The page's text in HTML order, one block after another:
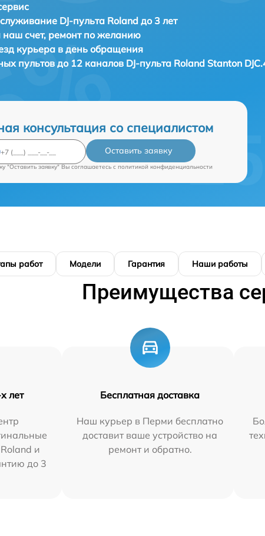
DJ-пульта Roland до 3 лет
счет, ремонт по желанию
курьера в день обращения
пультов до 12 каналов DJ-пульта Roland Stanton
консультация со специалистом
Оставить заявку
"Оставить заявку" Вы соглашаетесь c политикой конфиденциальности
работ Модели Гарантия Наши работы
Преимущества
лет
и
до 3
Бесплатная доставка
Наш курьер в Перми бесплатно
доставит ваше устройство на
ремонт и обратно.